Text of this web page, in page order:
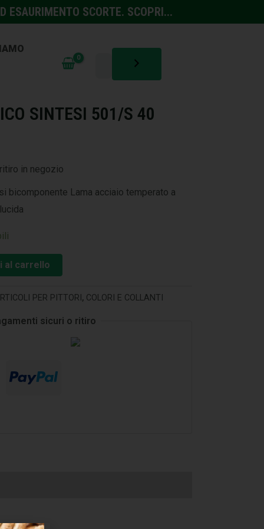
ESAURIMENTO SCORTE. SCOPRI...
SINTESI 501/S 40
in negozio
bicomponente Lama acciaio temperato a
al carrello
PER PITTORI , COLORI E COLLANTI
sicuri o ritiro